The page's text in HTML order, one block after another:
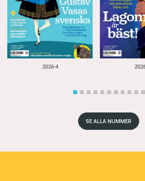
2026-4
SE ALLA NUMMER